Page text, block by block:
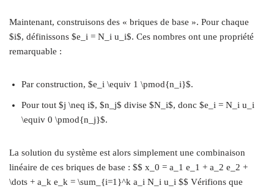
Maintenant, construisons des « briques de base ». Pour chaque
$i$, définissons $e_i = N_i u_i$. Ces nombres ont une propriété
remarquable :
Par construction, $e_i \equiv 1 \pmod{n_i}$.
Pour tout $j \neq i$, $n_j$ divise $N_i$, donc $e_i = N_i u_i
\equiv 0 \pmod{n_j}$.
La solution du système est alors simplement une combinaison
linéaire de ces briques de base : $$ x_0 = a_1 e_1 + a_2 e_2 +
\dots + a_k e_k = \sum_{i=1}^k a_i N_i u_i $$ Vérifions que